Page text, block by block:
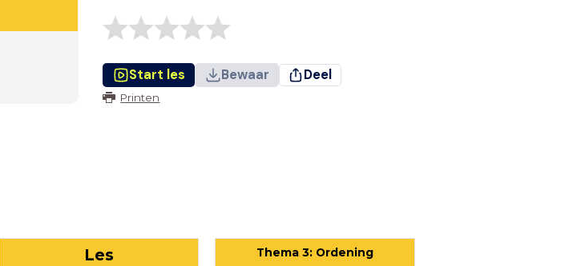
Start les Bewaar Deel
Printen
Les Thema 3: Ordening